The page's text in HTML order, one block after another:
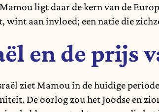
ligt daar de kern van de
wint aan invloed; een natie die
en de prijs
ziet Mamou in de huidige
De oorlog zou het Joodse en